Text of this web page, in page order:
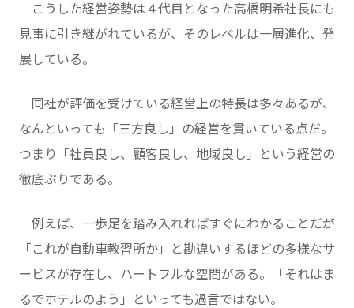
こうした経営姿勢は４代目となった高橋明希社長にも
見事に引き継がれているが、そのレベルは一層進化、発
展している。
同社が評価を受けている経営上の特長は多々あるが、
なんといっても「三方良し」の経営を貫いている点だ。
つまり「社員良し、顧客良し、地域良し」という経営の
徹底ぶりである。
例えば、一歩足を踏み入れればすぐにわかることだが
「これが自動車教習所か」と勘違いするほどの多様なサ
ービスが存在し、ハートフルな空間がある。「それはま
るでホテルのよう」といっても過言ではない。